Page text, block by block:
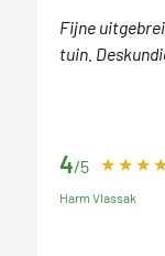
Fijne
tuin.
4/5
Harm Vlassak